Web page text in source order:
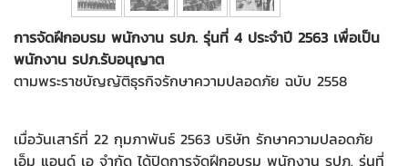
การจัดฝึกอบรม พนักงาน รปภ. รุ่นที่ 4 ประจำปี 2563 เพื่อเป็น
พนักงาน รปภ.รับอนุญาต
ตามพระราชบัญญัติธุรกิจรักษาความปลอดภัย ฉบับ 2558
เมื่อวันเสาร์ที่ 22 กุมภาพันธ์ 2563 บริษัท รักษาความปลอดภัย
เอ็ม แอนด์ เอ จำกัด ได้ปิดการจัดฝึกอบรม พนักงาน รปภ. รุ่นที่